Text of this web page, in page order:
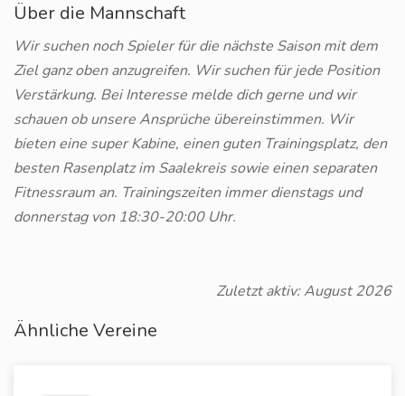
Über die Mannschaft
Wir suchen noch Spieler für die nächste Saison mit dem
Ziel ganz oben anzugreifen. Wir suchen für jede Position
Verstärkung. Bei Interesse melde dich gerne und wir
schauen ob unsere Ansprüche übereinstimmen. Wir
bieten eine super Kabine, einen guten Trainingsplatz, den
besten Rasenplatz im Saalekreis sowie einen separaten
Fitnessraum an. Trainingszeiten immer dienstags und
donnerstag von 18:30-20:00 Uhr.
Zuletzt aktiv: August 2026
Ähnliche Vereine